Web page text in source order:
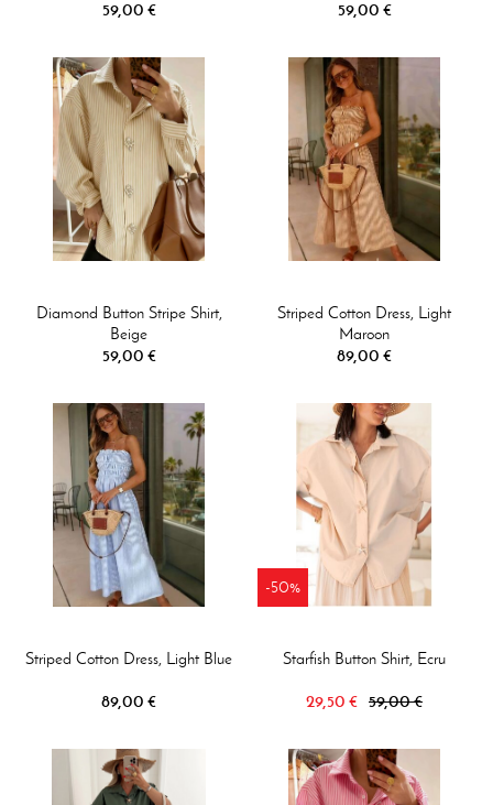
59,00 € 59,00 €
Diamond Button Stripe Shirt,
Beige
59,00 €
Striped Cotton Dress, Light
Maroon
89,00 €
Striped Cotton Dress, Light Blue
89,00 €
-50%
Starfish Button Shirt, Ecru
29,50 € 59,00 €